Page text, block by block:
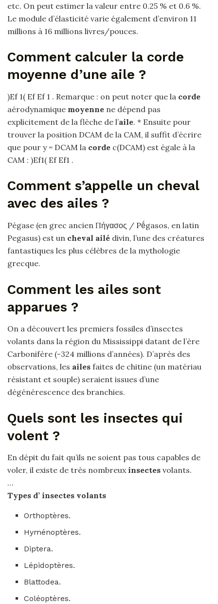
etc. On peut estimer la valeur entre 0.25 % et 0.6 %.
Le module d’élasticité varie également d’environ 11
millions à 16 millions livres/pouces.
Comment calculer la corde
moyenne d’une aile ?
)Ef 1( Ef Ef 1 . Remarque : on peut noter que la corde
aérodynamique moyenne ne dépend pas
explicitement de la flèche de l’aile. * Ensuite pour
trouver la position DCAM de la CAM, il suffit d’écrire
que pour y = DCAM la corde c(DCAM) est égale à la
CAM : )Ef1( Ef Ef1 .
Comment s’appelle un cheval
avec des ailes ?
Pégase (en grec ancien Πήγασος / Pḗgasos, en latin
Pegasus) est un cheval ailé divin, l’une des créatures
fantastiques les plus célèbres de la mythologie
grecque.
Comment les ailes sont
apparues ?
On a découvert les premiers fossiles d’insectes
volants dans la région du Mississippi datant de l’ère
Carbonifère (-324 millions d’années). D’après des
observations, les ailes faites de chitine (un matériau
résistant et souple) seraient issues d’une
dégénérescence des branchies.
Quels sont les insectes qui
volent ?
En dépit du fait qu’ils ne soient pas tous capables de
voler, il existe de très nombreux insectes volants.
…
Types d’ insectes volants
Orthoptères.
Hyménoptères.
Diptera.
Lépidoptères.
Blattodea.
Coléoptères.